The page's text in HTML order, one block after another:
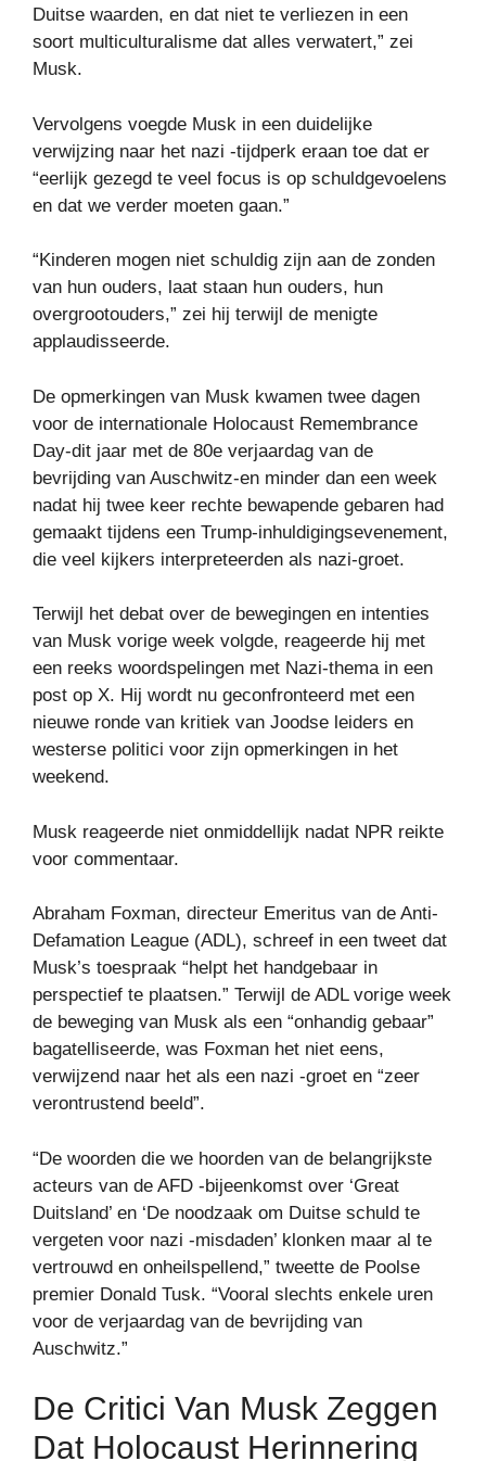
Duitse waarden, en dat niet te verliezen in een
soort multiculturalisme dat alles verwatert,” zei
Musk.
Vervolgens voegde Musk in een duidelijke
verwijzing naar het nazi -tijdperk eraan toe dat er
“eerlijk gezegd te veel focus is op schuldgevoelens
en dat we verder moeten gaan.”
“Kinderen mogen niet schuldig zijn aan de zonden
van hun ouders, laat staan ​​hun ouders, hun
overgrootouders,” zei hij terwijl de menigte
applaudisseerde.
De opmerkingen van Musk kwamen twee dagen
voor de internationale Holocaust Remembrance
Day-dit jaar met de 80e verjaardag van de
bevrijding van Auschwitz-en minder dan een week
nadat hij twee keer rechte bewapende gebaren had
gemaakt tijdens een Trump-inhuldigingsevenement,
die veel kijkers interpreteerden als nazi-groet.
Terwijl het debat over de bewegingen en intenties
van Musk vorige week volgde, reageerde hij met
een reeks woordspelingen met Nazi-thema in een
post op X. Hij wordt nu geconfronteerd met een
nieuwe ronde van kritiek van Joodse leiders en
westerse politici voor zijn opmerkingen in het
weekend.
Musk reageerde niet onmiddellijk nadat NPR reikte
voor commentaar.
Abraham Foxman, directeur Emeritus van de Anti-
Defamation League (ADL), schreef in een tweet dat
Musk’s toespraak “helpt het handgebaar in
perspectief te plaatsen.” Terwijl de ADL vorige week
de beweging van Musk als een “onhandig gebaar”
bagatelliseerde, was Foxman het niet eens,
verwijzend naar het als een nazi -groet en “zeer
verontrustend beeld”.
“De woorden die we hoorden van de belangrijkste
acteurs van de AFD -bijeenkomst over ‘Great
Duitsland’ en ‘De noodzaak om Duitse schuld te
vergeten voor nazi -misdaden’ klonken maar al te
vertrouwd en onheilspellend,” tweette de Poolse
premier Donald Tusk. “Vooral slechts enkele uren
voor de verjaardag van de bevrijding van
Auschwitz.”
De Critici Van Musk Zeggen
Dat Holocaust Herinnering